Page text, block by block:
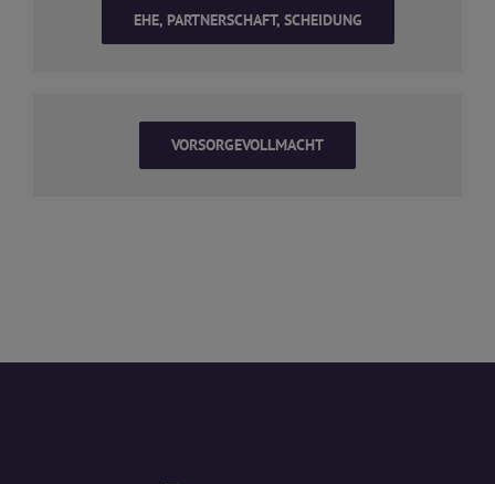
EHE, PARTNERSCHAFT, SCHEIDUNG
VORSORGEVOLLMACHT